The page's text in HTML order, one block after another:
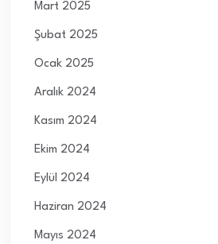
Mart 2025
Şubat 2025
Ocak 2025
Aralık 2024
Kasım 2024
Ekim 2024
Eylül 2024
Haziran 2024
Mayıs 2024